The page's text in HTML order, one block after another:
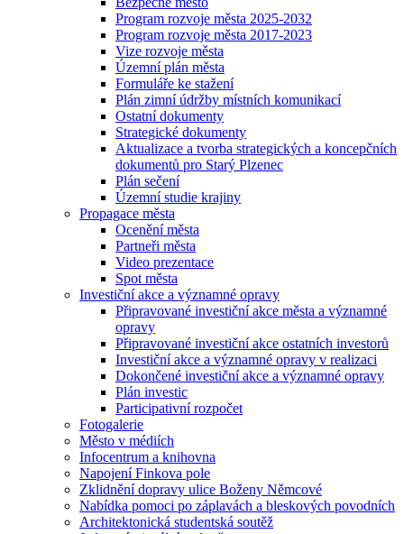
Program rozvoje města 2025-2032
Program rozvoje města 2017-2023
Vize rozvoje města
Územní plán města
Formuláře ke stažení
Plán zimní údržby místních komunikací
Ostatní dokumenty
Strategické dokumenty
Aktualizace a tvorba strategických a koncepčních
dokumentů pro Starý Plzenec
Plán sečení
Územní studie krajiny
Propagace města
Ocenění města
Partneři města
Video prezentace
Spot města
Investiční akce a významné opravy
Připravované investiční akce města a významné
opravy
Připravované investiční akce ostatních investorů
Investiční akce a významné opravy v realizaci
Dokončené investiční akce a významné opravy
Plán investic
Participativní rozpočet
Fotogalerie
Město v médiích
Infocentrum a knihovna
Napojení Finkova pole
Zklidnění dopravy ulice Boženy Němcové
Nabídka pomoci po záplavách a bleskových povodních
Architektonická studentská soutěž